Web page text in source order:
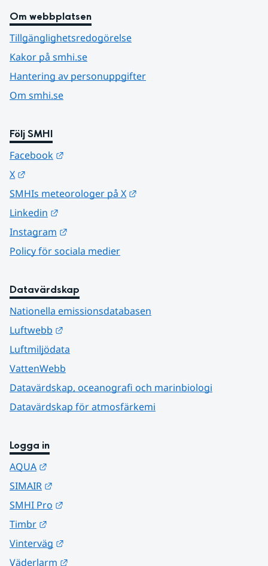
Om webbplatsen
Tillgänglighetsredogörelse
Kakor på smhi.se
Hantering av personuppgifter
Om smhi.se
Följ SMHI
Facebook
X
SMHIs meteorologer på X
Linkedin
Instagram
Policy för sociala medier
Datavärdskap
Nationella emissionsdatabasen
Luftwebb
Luftmiljödata
VattenWebb
Datavärdskap, oceanografi och marinbiologi
Datavärdskap för atmosfärkemi
Logga in
AQUA
SIMAIR
SMHI Pro
Timbr
Vinterväg
Väderlarm